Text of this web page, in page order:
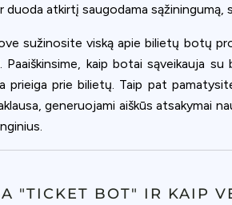
duoda atkirtį saugodama
sužinosite viską apie bilietų botų
Paaiškinsime, kaip botai sąveikauja
prieiga prie bilietų. Taip pat
generuojami aiškūs atsakymai
"TICKET BOT" IR KAIP